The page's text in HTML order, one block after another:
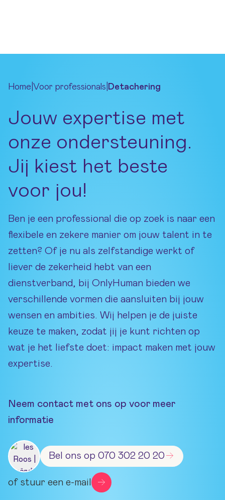
Home Voor professionals Detachering
Jouw expertise met
onze ondersteuning.
Jij kiest het beste
voor jou!
Ben je een professional die op zoek is naar een
flexibele en zekere manier om jouw talent in te
zetten? Of je nu als zelfstandige werkt of
liever de zekerheid hebt van een
dienstverband, bij OnlyHuman bieden we
verschillende vormen die aansluiten bij jouw
wensen en ambities. Wij helpen je de juiste
keuze te maken, zodat jij je kunt richten op
wat je het liefste doet: impact maken met jouw
expertise.
Neem contact met ons op voor meer
informatie
Bel ons op 070 302 20 20
of stuur een e-mail